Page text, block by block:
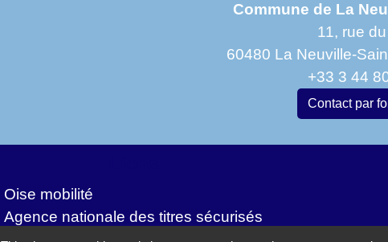
Commune de La
11, rue
60480 La Neuville-
+33 3 44
Contact par
Oise mobilité
Agence nationale des titres sécurisés